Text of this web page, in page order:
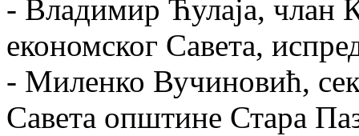
- Владимир Ћулаја, члан
економског Савета,
- Миленко Вучиновић,
Савета општине Стара